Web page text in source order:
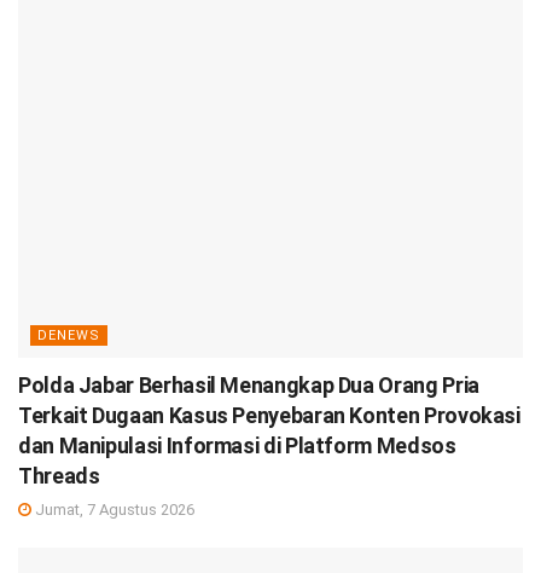
DENEWS
Polda Jabar Berhasil Menangkap Dua Orang Pria
Terkait Dugaan Kasus Penyebaran Konten Provokasi
dan Manipulasi Informasi di Platform Medsos
Threads
Jumat, 7 Agustus 2026